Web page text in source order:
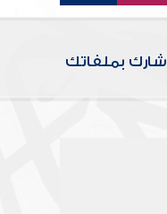
شارك بملفاتك